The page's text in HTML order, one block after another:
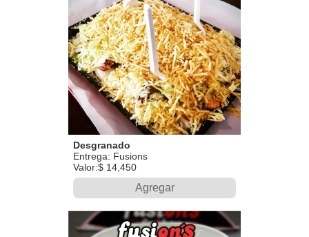
Desgranado
Entrega: Fusions
Valor:$ 14,450
Agregar